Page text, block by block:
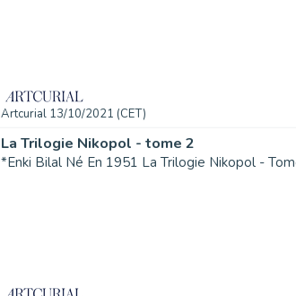
Artcurial 13/10/2021 (CET)
La Trilogie Nikopol - tome 2